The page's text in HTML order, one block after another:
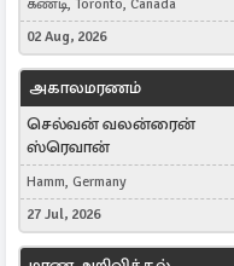
கண்டி, Toronto, Canada
02 Aug, 2026
அகாலமரணம்
செல்வன் வலன்ரைன்
ஸ்ரெவான்
Hamm, Germany
27 Jul, 2026